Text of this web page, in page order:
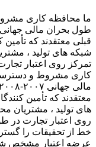
ما محافظه کاری
قبلی معتقدند که تأمین
شبکه های تولید ،
تمرکز روی اعتبار
کاری مشروط و دسترسی
معتقدند که تأمین
های تولید ، مشتریان
خط از تحقیقات را
عرضه اعتبار مشخص